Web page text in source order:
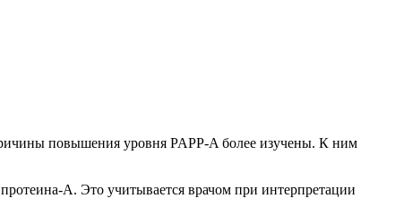
повышения уровня PAPP-A более изучены. К ним
А. Это учитывается врачом при интерпретации